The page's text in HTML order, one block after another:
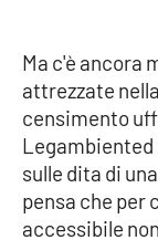
Società
Sport
RUBRICHE
Ma c'è ancora
attrezzate
censimento
Legambiented
sulle dita di
pensa che per
accessibile